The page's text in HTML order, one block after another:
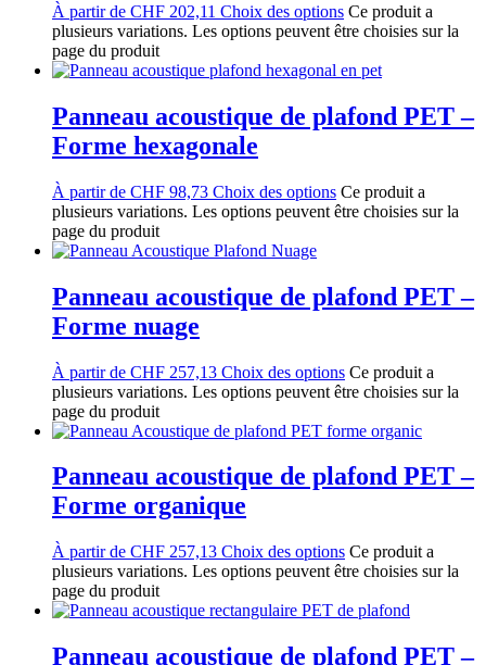
À partir de CHF 202,11 Choix des options Ce produit a
plusieurs variations. Les options peuvent être choisies sur la
page du produit
Panneau acoustique de plafond PET –
Forme hexagonale
À partir de CHF 98,73 Choix des options Ce produit a
plusieurs variations. Les options peuvent être choisies sur la
page du produit
Panneau acoustique de plafond PET –
Forme nuage
À partir de CHF 257,13 Choix des options Ce produit a
plusieurs variations. Les options peuvent être choisies sur la
page du produit
Panneau acoustique de plafond PET –
Forme organique
À partir de CHF 257,13 Choix des options Ce produit a
plusieurs variations. Les options peuvent être choisies sur la
page du produit
Panneau acoustique de plafond PET –